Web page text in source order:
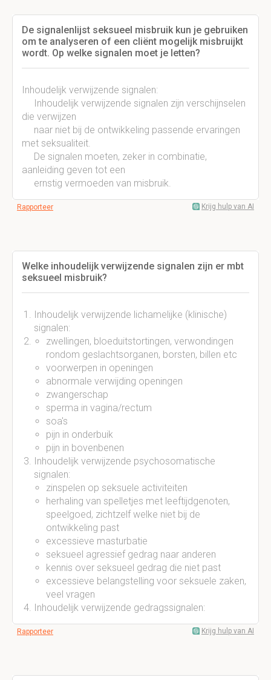
De signalenlijst seksueel misbruik kun je gebruiken
om te analyseren of een cliënt mogelijk misbruijkt
wordt. Op welke signalen moet je letten?
Inhoudelijk verwijzende signalen:
Inhoudelijk verwijzende signalen zijn verschijnselen
die verwijzen
naar niet bij de ontwikkeling passende ervaringen
met seksualiteit.
De signalen moeten, zeker in combinatie,
aanleiding geven tot een
ernstig vermoeden van misbruik.
Rapporteer Krijg hulp van AI
Welke inhoudelijk verwijzende signalen zijn er mbt
seksueel misbruik?
Inhoudelijk verwijzende lichamelijke (klinische)
signalen:
zwellingen, bloeduitstortingen, verwondingen
rondom geslachtsorganen, borsten, billen etc
voorwerpen in openingen
abnormale verwijding openingen
zwangerschap
sperma in vagina/rectum
soa's
pijn in onderbuik
pijn in bovenbenen
Inhoudelijk verwijzende psychosomatische
signalen:
zinspelen op seksuele activiteiten
herhaling van spelletjes met leeftijdgenoten,
speelgoed, zichtzelf welke niet bij de
ontwikkeling past
excessieve masturbatie
seksueel agressief gedrag naar anderen
kennis over seksueel gedrag die niet past
excessieve belangstelling voor seksuele zaken,
veel vragen
Inhoudelijk verwijzende gedragssignalen:
Rapporteer Krijg hulp van AI